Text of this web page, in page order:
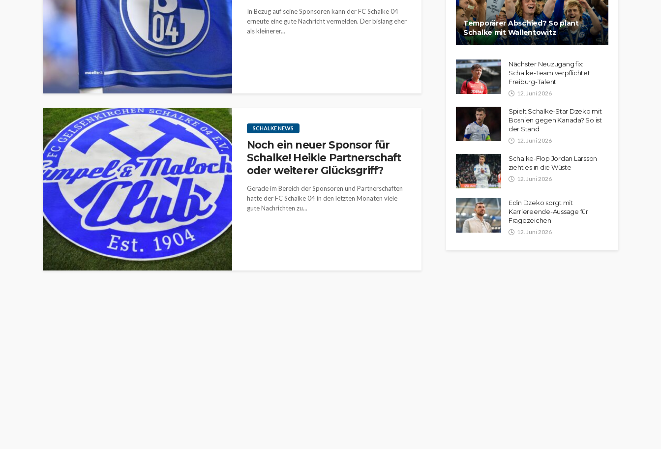
In Bezug auf seine Sponsoren kann der FC Schalke 04
erneute eine gute Nachricht vermelden. Der bislang eher
als kleinerer...
SCHALKE NEWS
Noch ein neuer Sponsor für
Schalke! Heikle Partnerschaft
oder weiterer Glücksgriff?
Gerade im Bereich der Sponsoren und Partnerschaften
hatte der FC Schalke 04 in den letzten Monaten viele
gute Nachrichten zu...
Temporärer Abschied? So plant
Schalke mit Wallentowitz
Nächster Neuzugang fix:
Schalke-Team verpflichtet
Freiburg-Talent
12. Juni 2026
Spielt Schalke-Star Dzeko mit
Bosnien gegen Kanada? So ist
der Stand
12. Juni 2026
Schalke-Flop Jordan Larsson
zieht es in die Wüste
12. Juni 2026
Edin Dzeko sorgt mit
Karriereende-Aussage für
Fragezeichen
12. Juni 2026